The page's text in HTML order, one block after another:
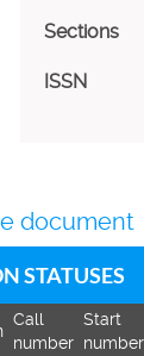
Sections
ISSN
document
STATUSES
Call
number
Start
number